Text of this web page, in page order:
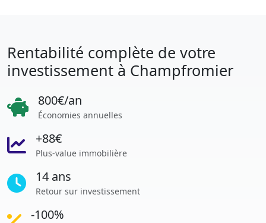
Rentabilité complète de votre
investissement à Champfromier
800€/an
Économies annuelles
+88€
Plus-value immobilière
14 ans
Retour sur investissement
-100%